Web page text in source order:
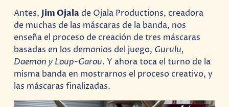
Antes, Jim Ojalade Ojala Productions, creadora
de muchas de las máscaras de la banda, nos
enseña el proceso de creación de tres máscaras
basadas en los demonios del juego, Gurulu,
Daemon y Loup-Garou. Y ahora toca el turno de la
misma banda en mostrarnos el proceso creativo, y
las máscaras finalizadas.